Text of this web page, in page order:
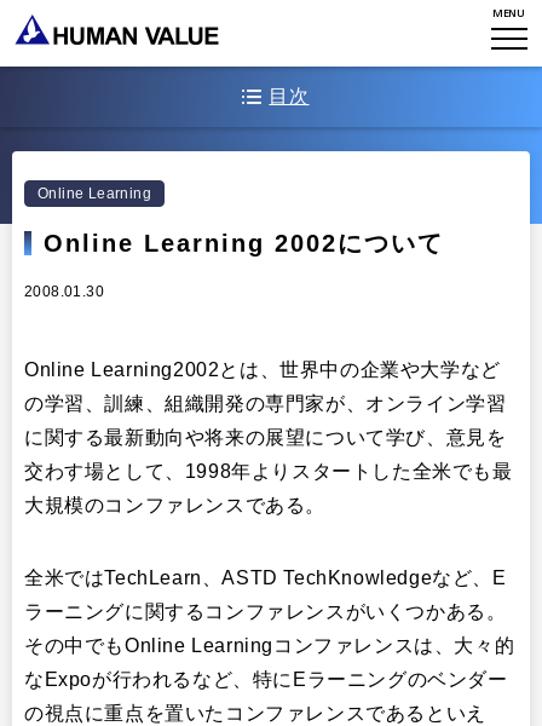
MENU
会社概要
アクセスマップ
ミッション・バリュー
会社からのお知らせ
採用について
WHAT WE DO
タレント開発
リーダーシップ
PMI
プラクティショナー養成
イベント・セミナー
NEWS
リサーチ
出版
その他
CONTACT
目次
Online Learning
Online Learning 2002について
2008.01.30
Online Learning2002とは、世界中の企業や大学など
の学習、訓練、組織開発の専門家が、オンライン学習
に関する最新動向や将来の展望について学び、意見を
交わす場として、1998年よりスタートした全米でも最
大規模のコンファレンスである。
全米ではTechLearn、ASTD TechKnowledgeなど、E
ラーニングに関するコンファレンスがいくつかある。
その中でもOnline Learningコンファレンスは、大々的
なExpoが行われるなど、特にEラーニングのベンダー
の視点に重点を置いたコンファレンスであるといえ